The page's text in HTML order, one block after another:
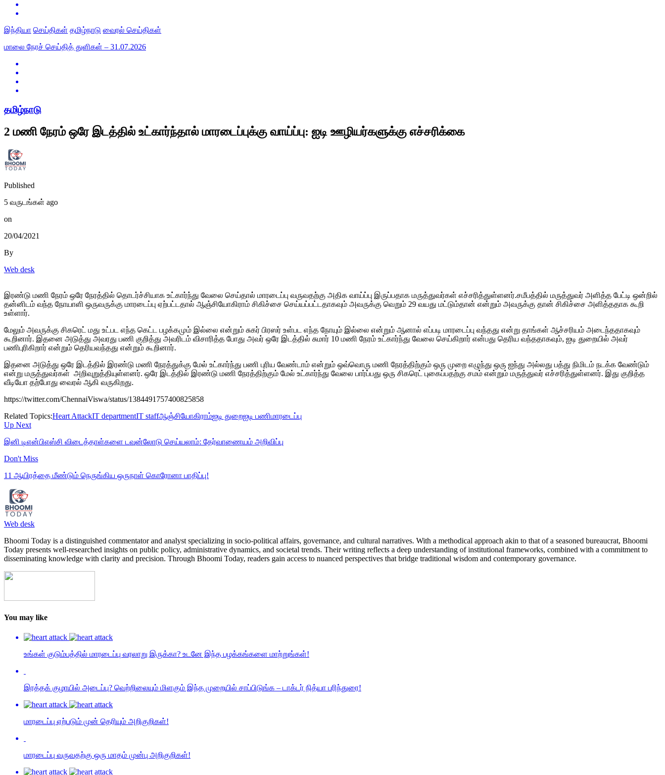
இந்தியா செய்திகள் தமிழ்நாடு வைரல் செய்திகள்
மாலை நேரச் செய்தித் துளிகள் – 31.07.2026
தமிழ்நாடு
2 மணி நேரம் ஒரே இடத்தில் உட்கார்ந்தால் மாரடைப்புக்கு வாய்ப்பு: ஐடி ஊழியர்களுக்கு எச்சரிக்கை
Published
5 வருடங்கள் ago
on
20/04/2021
By
Web desk
இரண்டு மணி நேரம் ஒரே நேரத்தில் தொடர்ச்சியாக உட்கார்ந்து வேலை செய்தால் மாரடைப்பு வருவதற்கு அதிக வாய்ப்பு இருப்பதாக மருத்துவர்கள் எச்சரித்துள்ளனர்.சமீபத்தில் மருத்துவர் அளித்த பேட்டி ஒன்றில்
தன்னிடம் வந்த நோயாளி ஒருவருக்கு மாரடைப்பு ஏற்பட்டதால் ஆஞ்சியோகிராம் சிகிச்சை செய்யப்பட்டதாகவும் அவருக்கு வெறும் 29 வயது மட்டும்தான் என்றும் அவருக்கு தான் சிகிச்சை அளித்ததாக கூறி
உள்ளார்.
மேலும் அவருக்கு சிகரெட் மது உட்பட எந்த கெட்ட பழக்கமும் இல்லை என்றும் சுகர் பிரஸர் உள்பட எந்த நோயும் இல்லை என்றும் ஆனால் எப்படி மாரடைப்பு வந்தது என்று தாங்கள் ஆச்சரியம் அடைந்ததாகவும்
கூறினார். இதனை அடுத்து அவரது பணி குறித்து அவரிடம் விசாரித்த போது அவர் ஒரே இடத்தில் சுமார் 10 மணி நேரம் உட்கார்ந்து வேலை செய்கிறார் என்பது தெரிய வந்ததாகவும், ஐடி துறையில் அவர்
பணிபுரிகிறார் என்றும் தெரியவந்தது என்றும் கூறினார்.
இதனை அடுத்து ஒரே இடத்தில் இரண்டு மணி நேரத்துக்கு மேல் உட்கார்ந்து பணி புரிய வேண்டாம் என்றும் ஒவ்வொரு மணி நேரத்திற்கும் ஒரு முறை எழுந்து ஒரு ஐந்து அல்லது பத்து நிமிடம் நடக்க வேண்டும்
என்று மருத்துவர்கள் அறிவுறுத்தியுள்ளனர். ஒரே இடத்தில் இரண்டு மணி நேரத்திற்கும் மேல் உட்கார்ந்து வேலை பார்ப்பது ஒரு சிகரெட் புகைப்பதற்கு சமம் என்றும் மருத்துவர் எச்சரித்துள்ளனர். இது குறித்த
வீடியோ தற்போது வைரல் ஆகி வருகிறது.
https://twitter.com/ChennaiViswa/status/1384491757400825858
Related Topics:Heart AttackIT departmentIT staffஆஞ்சியோகிராம்ஐடி துறைஐடி பணிமாரடைப்பு
Up Next
இனி டிஎன்பிஎஸ்சி விடைத்தாள்களை டவுன்லோடு செய்யலாம்: தேர்வாணையம் அறிவிப்பு
Don't Miss
11 ஆயிரத்தை மீண்டும் நெருங்கிய ஒருநாள் கொரோனா பாதிப்பு!
Web desk
Bhoomi Today is a distinguished commentator and analyst specializing in socio-political affairs, governance, and cultural narratives. With a methodical approach akin to that of a seasoned bureaucrat, Bhoomi
Today presents well-researched insights on public policy, administrative dynamics, and societal trends. Their writing reflects a deep understanding of institutional frameworks, combined with a commitment to
disseminating knowledge with clarity and precision. Through Bhoomi Today, readers gain access to nuanced perspectives that bridge traditional wisdom and contemporary governance.
You may like
உங்கள் குடும்பத்தில் மாரடைப்பு வரலாறு இருக்கா? உடனே இந்த பழக்கங்களை மாற்றுங்கள்!
இரத்தக் குழாயில் அடைப்பு? வெற்றிலையும் மிளகும் இந்த முறையில் சாப்பிடுங்க – டாக்டர் நித்யா பரிந்துரை!
மாரடைப்பு ஏற்படும் முன் தெரியும் அறிகுறிகள்!
மாரடைப்பு வருவதற்கு ஒரு மாதம் முன்பு அறிகுறிகள்!